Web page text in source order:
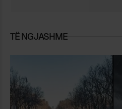
TË NGJASHME